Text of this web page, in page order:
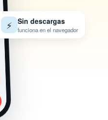
⚡ Sin descargas
funciona en el navegador